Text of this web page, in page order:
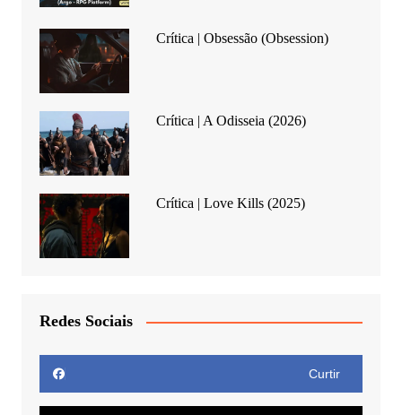
Crítica | Obsessão (Obsession)
Crítica | A Odisseia (2026)
Crítica | Love Kills (2025)
Redes Sociais
Curtir